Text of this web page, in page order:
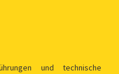
und technische